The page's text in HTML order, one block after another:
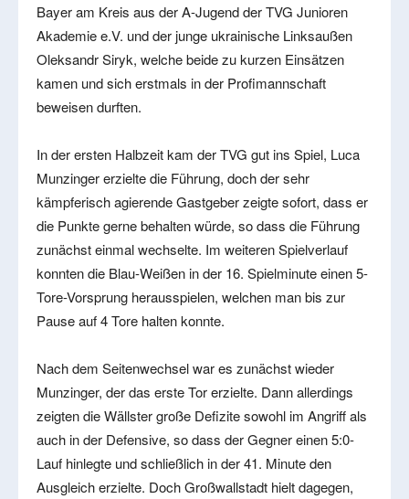
Bayer am Kreis aus der A-Jugend der TVG Junioren
Akademie e.V. und der junge ukrainische Linksaußen
Oleksandr Siryk, welche beide zu kurzen Einsätzen
kamen und sich erstmals in der Profimannschaft
beweisen durften.
In der ersten Halbzeit kam der TVG gut ins Spiel, Luca
Munzinger erzielte die Führung, doch der sehr
kämpferisch agierende Gastgeber zeigte sofort, dass er
die Punkte gerne behalten würde, so dass die Führung
zunächst einmal wechselte. Im weiteren Spielverlauf
konnten die Blau-Weißen in der 16. Spielminute einen 5-
Tore-Vorsprung herausspielen, welchen man bis zur
Pause auf 4 Tore halten konnte.
Nach dem Seitenwechsel war es zunächst wieder
Munzinger, der das erste Tor erzielte. Dann allerdings
zeigten die Wällster große Defizite sowohl im Angriff als
auch in der Defensive, so dass der Gegner einen 5:0-
Lauf hinlegte und schließlich in der 41. Minute den
Ausgleich erzielte. Doch Großwallstadt hielt dagegen,